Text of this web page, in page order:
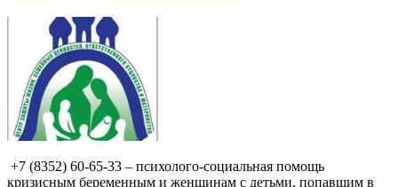
+7 (8352) 60-65-33 – психолого-социальная помощь
кризисным беременным и женщинам с детьми, попавшим в